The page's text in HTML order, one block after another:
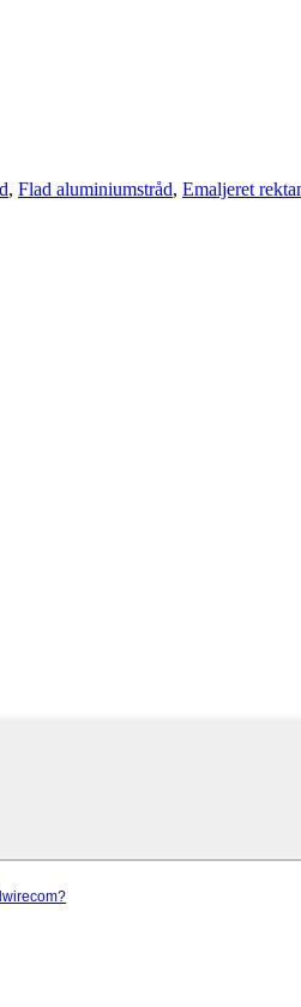
, Flad aluminiumstråd, Emaljeret